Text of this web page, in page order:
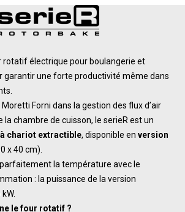
rotatif électrique pour boulangerie et
garantir une forte productivité même dans
Moretti Forni dans la gestion des flux d’air
la chambre de cuisson, le serieR est un
chariot extractible, disponible en version
x 40 cm).
la température avec le
: la puissance de la version
le four rotatif ?